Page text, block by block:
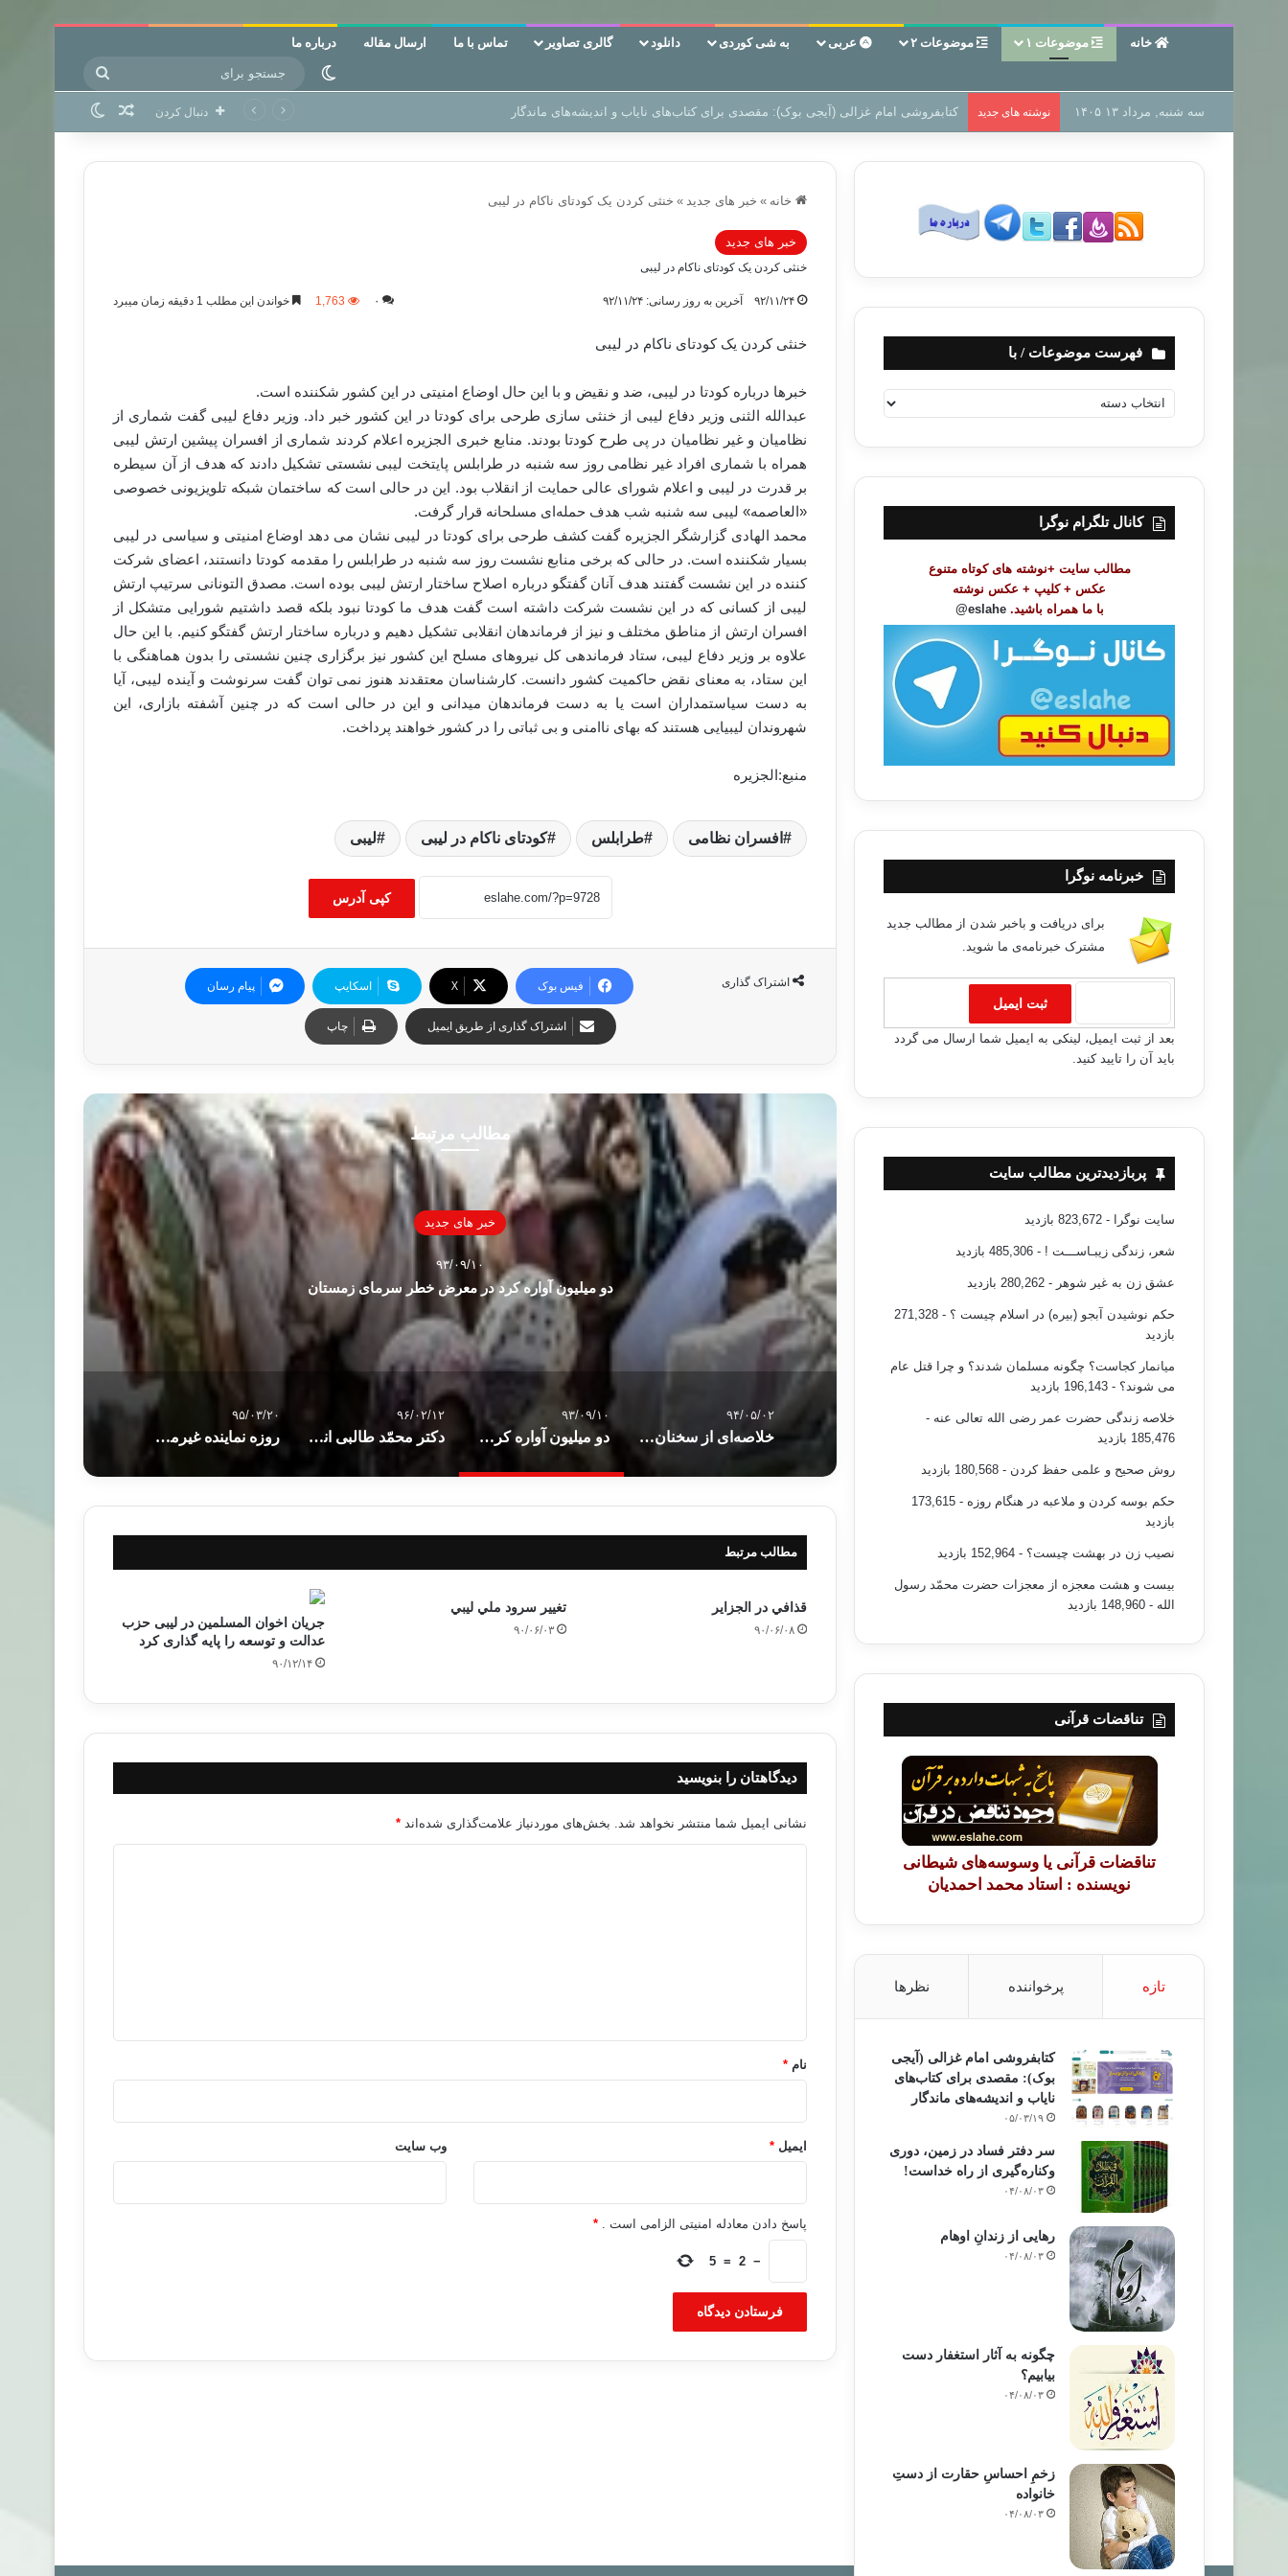
خانه موضوعات ۱ موضوعات ۲ عربی به شی کوردی دانلود گالری تصاویر تماس با ما ارسال مقاله درباره ما
تغییر پوسته
برای سه شنبه, مرداد ۱۳ ۱۴۰۵ نوشته های جدید سر دفتر فساد در زمین‌، دوری وکناره‌گیری از راه خداست‌! دنبال کردن نوشته تصادفی
خانه » خبر های جدید » خنثی کردن یک کودتای ناکام در لیبی
خبر های جدید
خنثی کردن یک کودتای ناکام در لیبی
۹۲/۱۱/۲۴ آخرین به روز رسانی: ۹۲/۱۱/۲۴ ۰ 1,763 خواندن این مطلب 1 دقیقه زمان میبرد
خنثی کردن یک کودتای ناکام در لیبی
خبرها درباره کودتا در لیبی، ضد و نقیض و با این حال اوضاع امنیتی در این کشور شکننده است.
عبدالله الثنی وزیر دفاع لیبی از خنثی سازی طرحی برای کودتا در این کشور خبر داد. وزیر دفاع لیبی گفت شماری از
نظامیان و غیر نظامیان در پی طرح کودتا بودند. منابع خبری الجزیره اعلام کردند شماری از افسران پیشین ارتش لیبی
همراه با شماری افراد غیر نظامی روز سه شنبه در طرابلس پایتخت لیبی نشستی تشکیل دادند که هدف از آن سیطره
بر قدرت در لیبی و اعلام شورای عالی حمایت از انقلاب بود. این در حالی است که ساختمان شبکه تلویزیونی خصوصی
«العاصمه» لیبی سه ‌شنبه شب هدف حمله‌ای مسلحانه قرار گرفت.
محمد الهادی گزارشگر الجزیره گفت کشف طرحی برای کودتا در لیبی نشان می دهد اوضاع امنیتی و سیاسی در لیبی
بسیار شکننده است. در حالی که برخی منابع نشست روز سه شنبه در طرابلس را مقدمه کودتا دانستند، اعضای شرکت
کننده در این نشست گفتند هدف آنان گفتگو درباره اصلاح ساختار ارتش لیبی بوده است. مصدق التونانی سرتیپ ارتش
لیبی از کسانی که در این نشست شرکت داشته است گفت هدف ما کودتا نبود بلکه قصد داشتیم شورایی متشکل از
افسران ارتش از مناطق مختلف و نیز از فرماندهان انقلابی تشکیل دهیم و درباره ساختار ارتش گفتگو کنیم. با این حال
علاوه بر وزیر دفاع لیبی، ستاد فرماندهی کل نیروهای مسلح این کشور نیز برگزاری چنین نشستی را بدون هماهنگی با
این ستاد، به معنای نقض حاکمیت کشور دانست. کارشناسان معتقدند هنوز نمی توان گفت سرنوشت و آینده لیبی، آیا
به دست سیاستمداران است یا به دست فرماندهان میدانی و این در حالی است که در چنین آشفته بازاری، این
شهروندان لیبیایی هستند که بهای ناامنی و بی ثباتی را در کشور خواهند پرداخت.
منبع:الجزیره
افسران نظامی طرابلس کودتای ناکام در لیبی لیبی
کپی آدرس
اشتراک گذاری فیس بوک X اسکایپ پیام رسان
اشتراک گذاری از طریق ایمیل چاپ
مطالب مرتبط
تربیت، اخلاق و تزکیه
استاد مصطفی اربابی در باب شیطان
خبر های جدید
۹۳/۰۹/۱۰
دو میلیون آواره کرد در معرض خطر سرمای زمستان
۹۴/۰۵/۰۲
خلاصه‌ای از سخنان استاد مصطفی اربابی در باب شیطان
۹۳/۰۹/۱۰
دو میلیون آواره کرد در معرض خطر سرمای زمستان
۹۶/۰۲/۱۲
دکتر محمّد‌ طالبی اندیشمند تونسی درگذشت
۹۵/۰۳/۲۰
روزه نماینده غیرمسلمان پارلمان کانادا برای همدردی با گرسنگان
مطالب مرتبط
قذافي در الجزاير
۹۰/۰۶/۰۸
تغيير سرود ملي ليبي
۹۰/۰۶/۰۳
جریان اخوان المسلمین در لیبی حزب
عدالت و توسعه را پایه گذاری کرد
۹۰/۱۲/۱۴
دیدگاهتان را بنویسید
نشانی ایمیل شما منتشر نخواهد شد. بخش‌های موردنیاز علامت‌گذاری شده‌اند *
نام *
ایمیل * وب‌ سایت
پاسخ دادن معادله امنیتی الزامی است . *
−
2
=
5
فهرست موضوعات / با
ه
ت
ض
کانال تلگرام نوگرا
مطالب سایت +نوشته های کوتاه متنوع
عکس + کلیپ + عکس نوشته
با ما همراه باشید. eslahe@
خبرنامه نوگرا
برای دریافت و باخبر شدن از مطالب جدید
مشترک خبرنامه‌ی ما شوید.
بعد از ثبت ایمیل، لینکی به ایمیل شما ارسال می گردد
باید آن را تایید کنید.
پربازدیدترین مطالب سایت
سایت نوگرا - 823,672 بازدید
شعر، زندگی زیبـاســـت ! - 485,306 بازدید
عشق زن به غیر شوهر - 280,262 بازدید
حکم نوشیدن آبجو (بیره) در اسلام چیست ؟
- 271,328
بازدید
میانمار کجاست؟ چگونه مسلمان شدند؟ و چرا قتل عام
می شوند؟ - 196,143 بازدید
خلاصه زندگی حضرت عمر رضی الله تعالی عنه -
185,476 بازدید
روش صحیح و علمی حفظ کردن - 180,568 بازدید
حکم بوسه کردن و ملاعبه در هنگام روزه
- 173,615
بازدید
نصیب زن در بهشت چیست؟ - 152,964 بازدید
بیست و هشت معجزه از معجزات حضرت محمّد رسول
الله - 148,960 بازدید
تناقضات قرآنی
تناقضات قرآنی یا وسوسه‌های شیطانی
نویسنده : استاد محمد احمدیان
تازه پرخواننده نظرها
کتابفروشی امام غزالی (آیجی
بوک): مقصدی برای کتاب‌های
نایاب و اندیشه‌های ماندگار
۰۵/۰۳/۱۹
سر دفتر فساد در زمین‌، دوری
وکناره‌گیری از راه خداست‌!
۰۴/۰۸/۰۳
رهایی از زندانِ اوهام
۰۴/۰۸/۰۳
چگونه به آثار استغفار دست
بیابیم؟
۰۴/۰۸/۰۳
زخمِ احساسِ حقارت از دستِ
خانواده
۰۴/۰۸/۰۳